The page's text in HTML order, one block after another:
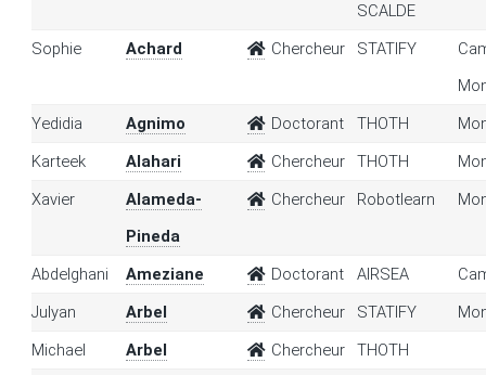
SCALDE
Sophie Achard Chercheur STATIFY
Yedidia
Agnimo Doctorant THOTH
Karteek
Alahari Chercheur THOTH
Xavier
Alameda-
Pineda
Chercheur Robotlearn
Abdelghani Ameziane Doctorant AIRSEA
Julyan
Arbel Chercheur STATIFY
Michael
Arbel Chercheur
THOTH